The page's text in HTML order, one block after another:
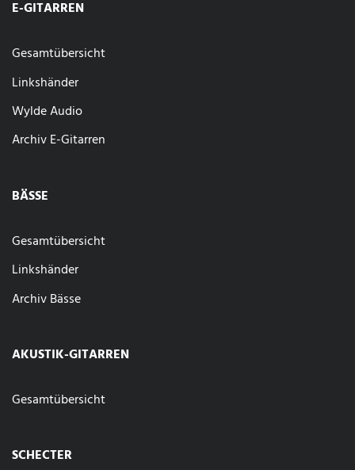
E-GITARREN
Gesamtübersicht
Linkshänder
Wylde Audio
Archiv E-Gitarren
BÄSSE
Gesamtübersicht
Linkshänder
Archiv Bässe
AKUSTIK-GITARREN
Gesamtübersicht
SCHECTER